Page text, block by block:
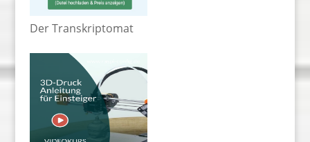
Der Transkriptomat